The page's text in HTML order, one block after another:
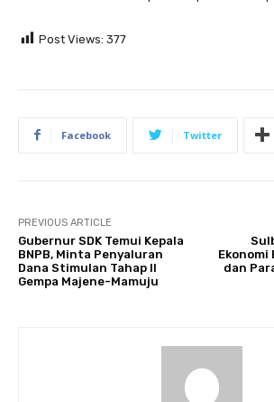
Post Views: 377
Facebook Twitter
PREVIOUS ARTICLE
Gubernur SDK Temui Kepala
BNPB, Minta Penyaluran
Dana Stimulan Tahap II
Gempa Majene-Mamuju
Ekonomi
dan